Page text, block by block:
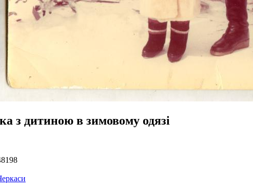
з дитиною в зимовому одязі